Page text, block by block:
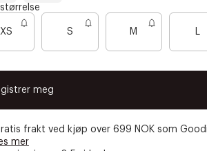
S
d
i
g
e
m
l
n
XS S M L
meg
frakt ved kjøp over 699 NOK som
mer